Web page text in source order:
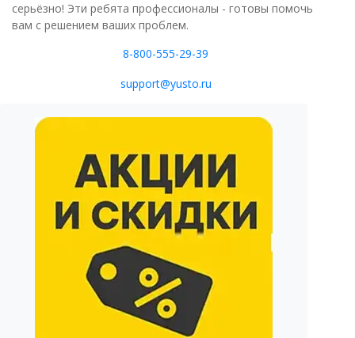
серьёзно! Эти ребята профессионалы - готовы помочь
вам с решением ваших проблем.
8-800-555-29-39
support@yusto.ru